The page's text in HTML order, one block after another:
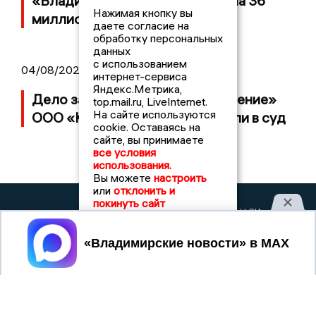
миллионов рублей
04/08/2026 15:40
Дело застройщика ЖК «Поколение»
ООО «Капитал Строй» передали в суд
НОВОСТИ
2017 © NEWSVLADIMIR.RU | СИ
Учредитель (соучредители): Общество с ограниченной
ответственностью «РЕГИОНАЛЬНЫЕ НОВОСТИ» (ОГРН
Нажимая кнопку вы
даете согласие на
обработку персональных
данных
с использованием
интернет-сервиса
Яндекс.Метрика,
top.mail.ru, LiveInternet.
На сайте используются
cookie. Оставаясь на
сайте, вы принимаете
все условия
использования.
Вы можете настроить
или отклонить и
покинуть сайт
Принять